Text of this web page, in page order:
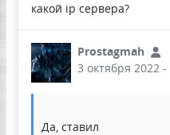
какой ip сервера?
Prostagmah
3 октября 2022 -
Да, ставил